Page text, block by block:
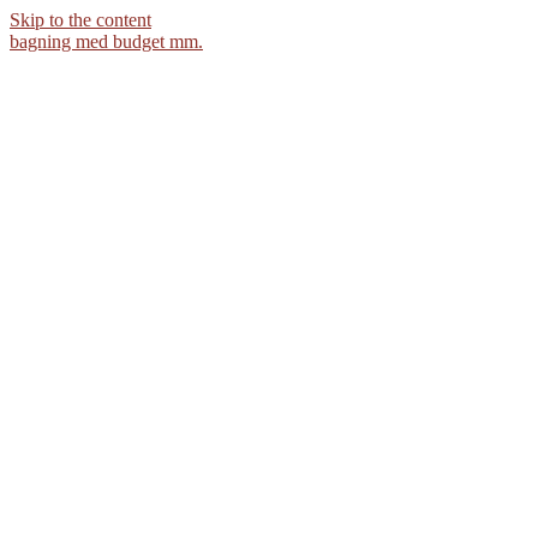
Skip to the content
bagning med budget mm.